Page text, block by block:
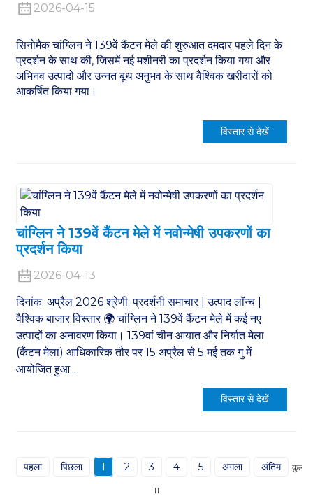
2026-04-15
सिनोमैक चांग्लिन ने 139वें कैंटन मेले की शुरुआत दमदार पहले दिन के
प्रदर्शन के साथ की, जिसमें नई मशीनरी का प्रदर्शन किया गया और
अभिनव उत्पादों और उन्नत बूथ अनुभव के साथ वैश्विक खरीदारों को
आकर्षित किया गया।
विस्तार से देखें
चांग्लिन ने 139वें कैंटन मेले में नवोन्मेषी उपकरणों का
प्रदर्शन किया
2026-04-13
दिनांक: अप्रैल 2026 श्रेणी: प्रदर्शनी समाचार | उत्पाद लॉन्च |
वैश्विक बाजार विस्तार 🌍 चांग्लिन ने 139वें कैंटन मेले में कई नए
उत्पादों का अनावरण किया। 139वां चीन आयात और निर्यात मेला
(कैंटन मेला) आधिकारिक तौर पर 15 अप्रैल से 5 मई तक गु में
आयोजित हुआ...
विस्तार से देखें
पहला पिछला 1 2 3 4 5 अगला अंतिम कुल
11